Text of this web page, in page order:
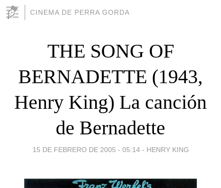
CINEMA DE PERRA GORDA
THE SONG OF
BERNADETTE (1943,
Henry King) La canción
de Bernadette
15 DE FEBRERO DE 2005 - 05:14 - HENRY KING